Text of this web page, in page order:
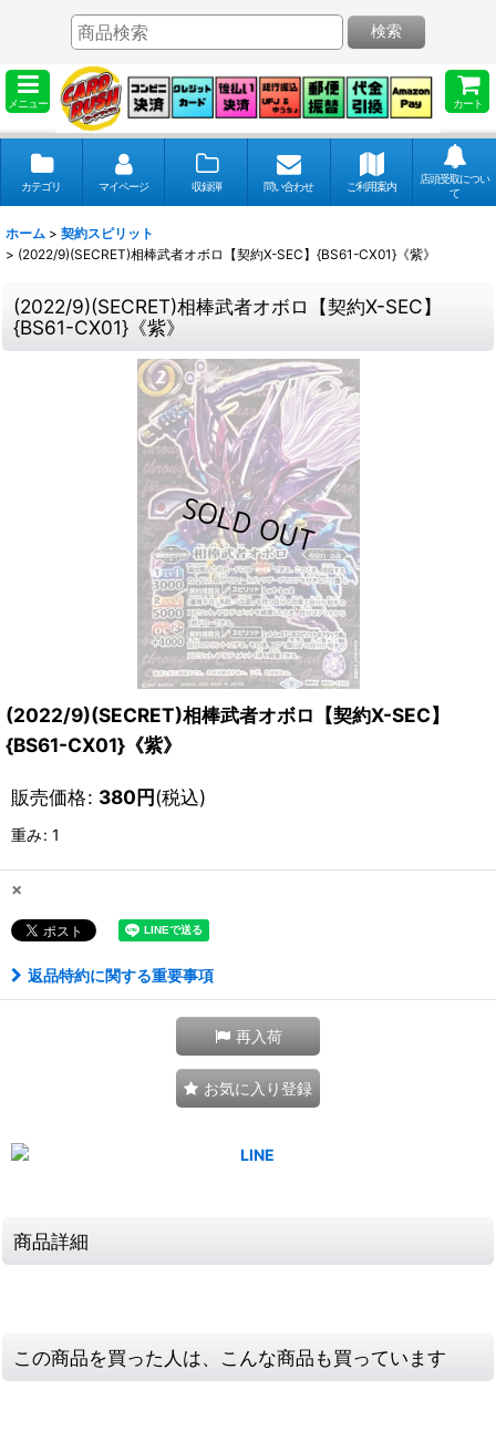
メニュー カート
検索
カテゴリ マイページ 収録弾 問い合わせ ご利用案内
店頭受取につい
て
ホーム > 契約スピリット
> (2022/9)(SECRET)相棒武者オボロ【契約X-SEC】{BS61-CX01}《紫》
(2022/9)(SECRET)相棒武者オボロ【契約X-SEC】
{BS61-CX01}《紫》
(2022/9)(SECRET)相棒武者オボロ【契約X-SEC】
{BS61-CX01}《紫》
販売価格: 380円(税込)
重み: 1
×
返品特約に関する重要事項
再入荷
お気に入り登録
商品詳細
この商品を買った人は、こんな商品も買っています